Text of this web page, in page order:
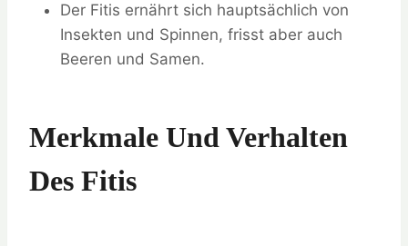
Der Fitis ernährt sich hauptsächlich von
Insekten und Spinnen, frisst aber auch
Beeren und Samen.
Merkmale Und Verhalten
Des Fitis